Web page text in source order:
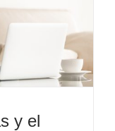
y el